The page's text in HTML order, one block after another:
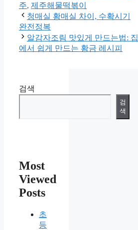
주, 제주해물떡볶이
청매실 황매실 차이, 수확시기
완전정복
알감자조림 맛있게 만드는법: 집
에서 쉽게 만드는 황금 레시피
검색
검
색
Most
Viewed
Posts
초
등